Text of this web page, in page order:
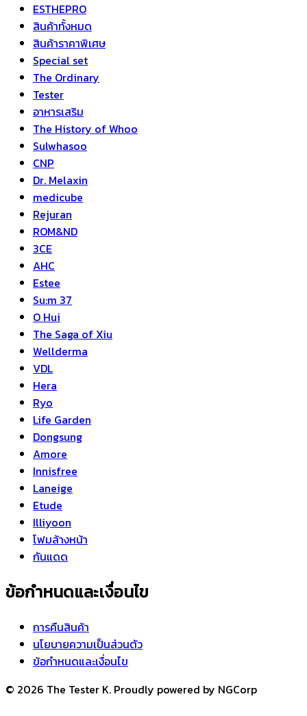
ESTHEPRO
สินค้าทั้งหมด
สินค้าราคาพิเศษ
Special set
The Ordinary
Tester
อาหารเสริม
The History of Whoo
Sulwhasoo
CNP
Dr. Melaxin
medicube
Rejuran
ROM&ND
3CE
AHC
Estee
Su:m 37
O Hui
The Saga of Xiu
Wellderma
VDL
Hera
Ryo
Life Garden
Dongsung
Amore
Innisfree
Laneige
Etude
Illiyoon
โฟมล้างหน้า
กันแดด
ข้อกำหนดและเงื่อนไข
การคืนสินค้า
นโยบายความเป็นส่วนตัว
ข้อกำหนดและเงื่อนไข
© 2026 The Tester K. Proudly powered by NGCorp